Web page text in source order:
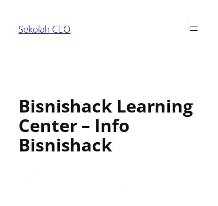
Sekolah CEO
Bisnishack Learning
Center – Info
Bisnishack